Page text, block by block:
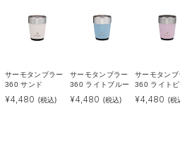
サーモタンブラー
360 サンド
¥4,480 (税込)
サーモタンブラー
360 ライトブルー
¥4,480 (税込)
サーモタンブ
360 ライト
¥4,480 (税